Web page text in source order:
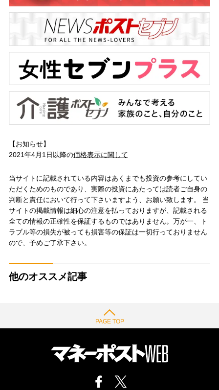
【お知らせ】
2021年4月1日以降の価格表示に関して
当サイトに記載されている内容はあくまでも投資の参考にしてい
ただくためのものであり、実際の投資にあたっては読者ご自身の
判断と責任において行って下さいますよう、お願い致します。 当
サイトの掲載情報は細心の注意を払っておりますが、記載される
全ての情報の正確性を保証するものではありません。万が一、ト
ラブル等の損失が被っても損害等の保証は一切行っておりません
ので、予めご了承下さい。
他のオススメ記事
PAGE TOP